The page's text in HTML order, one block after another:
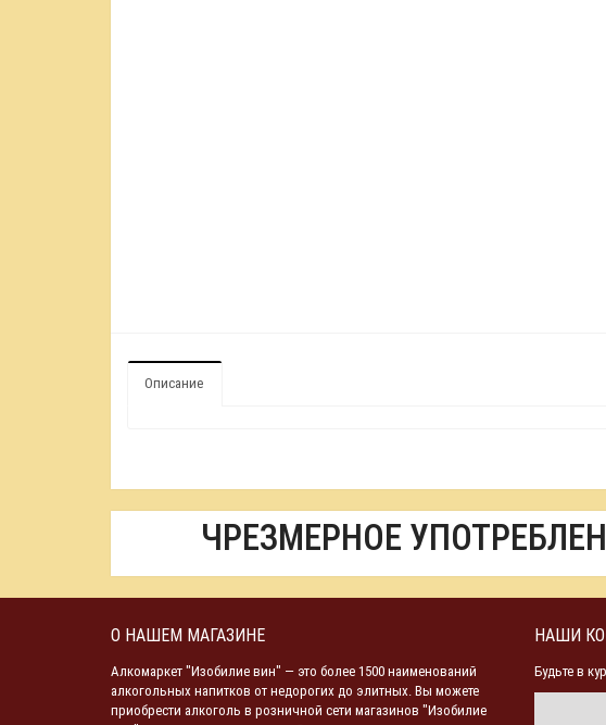
Описание
ЧРЕЗМЕРНОЕ
О НАШЕМ МАГАЗИНЕ
Алкомаркет "Изобилие вин" — это более 1500 наименований
алкогольных напитков от недорогих до элитных. Вы можете
приобрести алкоголь в розничной сети магазинов "Изобилие
НАШИ
Будьте в